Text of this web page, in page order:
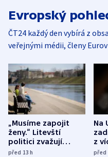
Evropský
ČT24 každý den vybírá z
veřejnými médii, členy
„Musíme zapojit
ženy.“ Litevští
politici zvažují
dohodu o
před 13h
Na
z
před